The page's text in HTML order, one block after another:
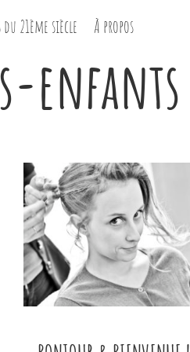
21ème siècle À propos
enfants